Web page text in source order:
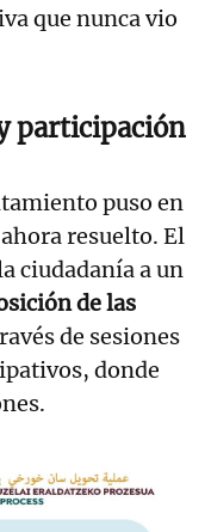
que nunca vio
participación
puso en
resuelto. El
ciudadanía a un
de las
de sesiones
donde